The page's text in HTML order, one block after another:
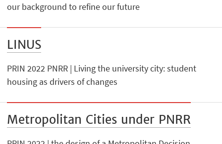
our background to refine our future
LINUS
PRIN 2022 PNRR | Living the university city: student
housing as drivers of changes
Metropolitan Cities under PNRR